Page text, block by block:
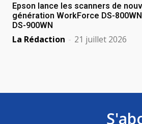
Epson lance les scanners de
génération WorkForce DS-
DS-900WN
La Rédaction - 21 juillet 2026